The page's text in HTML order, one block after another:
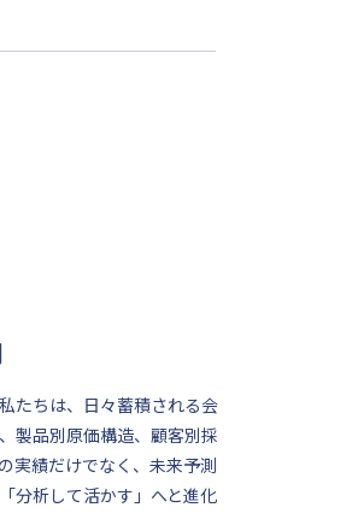
たちは、日々蓄積される会
製品別原価構造、顧客別採
実績だけでなく、未来予測
分析して活かす」へと進化